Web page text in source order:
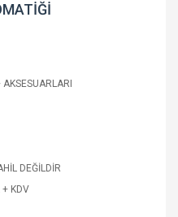
DEĞİLDİR
KDV